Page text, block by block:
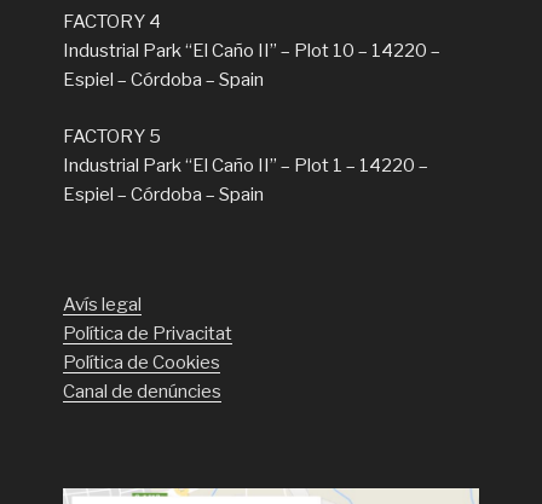
FACTORY 4
Industrial Park “El Caño II” – Plot 10 – 14220 –
Espiel – Córdoba – Spain
FACTORY 5
Industrial Park “El Caño II” – Plot 1 – 14220 –
Espiel – Córdoba – Spain
Avís legal
Política de Privacitat
Política de Cookies
Canal de denúncies